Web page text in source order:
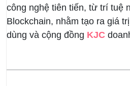
công nghệ tiên tiến, từ trí tuệ
Blockchain, nhằm tạo ra giá
dùng và cộng đồng KJC